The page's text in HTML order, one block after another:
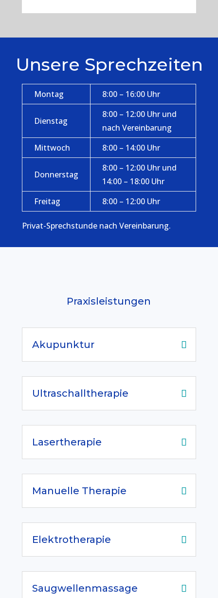
Unsere Sprechzeiten
Montag 8:00 – 16:00 Uhr
Dienstag
8:00 – 12:00 Uhr und
nach Vereinbarung
Mittwoch
8:00 – 14:00 Uhr
Donnerstag
8:00 – 12:00 Uhr und
14:00 – 18:00 Uhr
Freitag
8:00 – 12:00 Uhr
Privat-Sprechstunde nach Vereinbarung.
Praxisleistungen
Akupunktur
Ultraschalltherapie
Lasertherapie
Manuelle Therapie
Elektrotherapie
Saugwellenmassage